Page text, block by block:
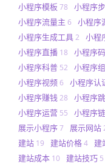
小程序模板 78 小程序
小程序流量主 6 小程序
小程序生成工具2 小程
小程序直播 18 小程序码
小程序科普 52 小程序
小程序视频6 小程序认
小程序赚钱28 小程序
小程序运营 55 小程序
展示小程序7 展示网站
建站 19 建站价格4 建
建站成本 10 建站技巧 5